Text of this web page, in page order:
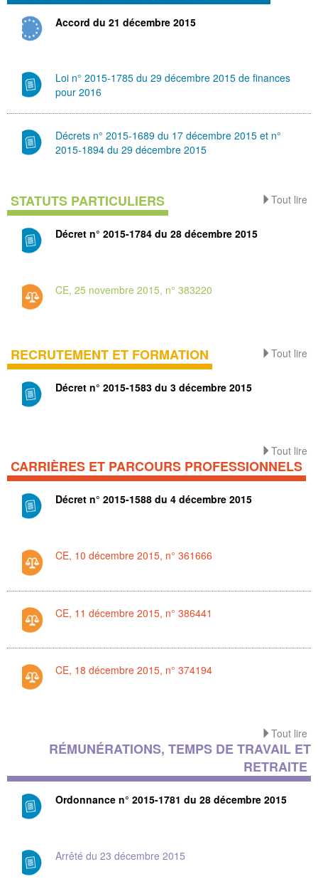
Accord du 21 décembre 2015
Loi n° 2015-1785 du 29 décembre 2015 de finances
pour 2016
Décrets n° 2015-1689 du 17 décembre 2015 et n°
2015-1894 du 29 décembre 2015
Tout lire
STATUTS PARTICULIERS
Décret n° 2015-1784 du 28 décembre 2015
CE, 25 novembre 2015, n° 383220
Tout lire
RECRUTEMENT ET FORMATION
Décret n° 2015-1583 du 3 décembre 2015
Tout lire
CARRIÈRES ET PARCOURS PROFESSIONNELS
Décret n° 2015-1588 du 4 décembre 2015
CE, 10 décembre 2015, n° 361666
CE, 11 décembre 2015, n° 386441
CE, 18 décembre 2015, n° 374194
Tout lire
RÉMUNÉRATIONS, TEMPS DE TRAVAIL ET
RETRAITE
Ordonnance n° 2015-1781 du 28 décembre 2015
Arrêté du 23 décembre 2015